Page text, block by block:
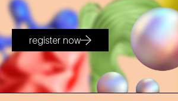
register now